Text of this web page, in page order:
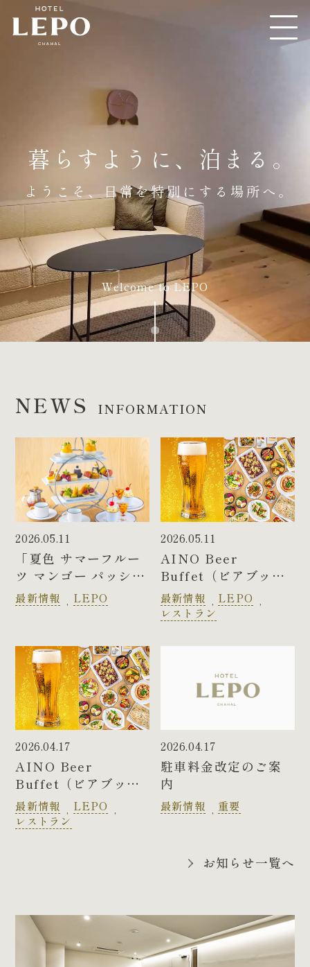
暮らすように、泊まる。
ようこそ、日常を特別にする場所へ。
Welcome to LEPO
NEWS INFORMATION
2026.05.11
「夏色 サマーフルー
ツ マンゴー パッショ
ンフルーツ パイナッ
プル メロン 桃」
ティー
夏メニュー
最新情報 LEPO
2026.05.11
AINO Beer
Buffet（ビアブッフ
ェ）第二弾のメニュ
ーのご案内
最新情報
LEPO
レストラン
2026.04.17
AINO Beer
Buffet（ビアブッフ
ェ）のご案内
最新情報
LEPO
レストラン
2026.04.17
駐車料金改定のご案
内
最新情報 重要
お知らせ一覧へ